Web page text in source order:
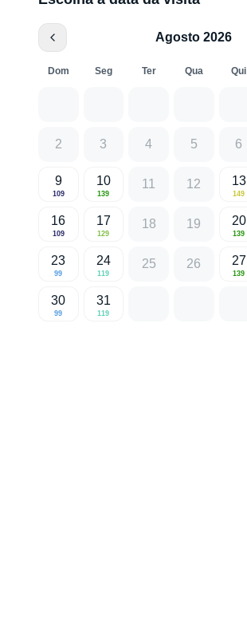
Agosto 2026
Dom Seg Ter Qua Qui
2 3 4 5 6
9
109
10
139
11 12 13
149
16
109
17
129
18 19 20
139
23
99
24
119
25 26 27
139
30
99
31
119